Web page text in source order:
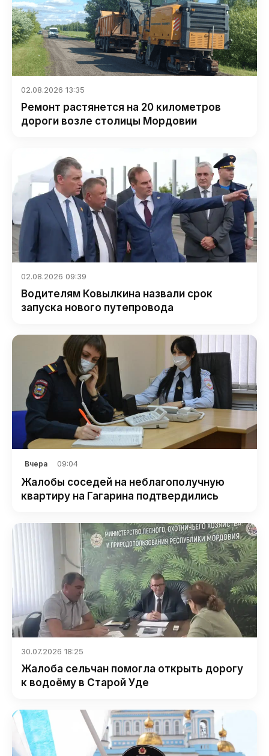
02.08.2026 13:35
Ремонт растянется на 20 километров
дороги возле столицы Мордовии
02.08.2026 09:39
Водителям Ковылкина назвали срок
запуска нового путепровода
Вчера 09:04
Жалобы соседей на неблагополучную
квартиру на Гагарина подтвердились
30.07.2026 18:25
Жалоба сельчан помогла открыть дорогу
к водоёму в Старой Уде